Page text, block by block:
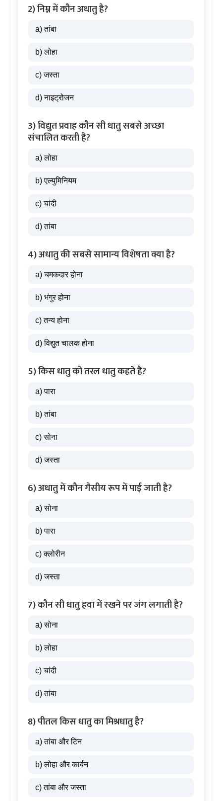
2) निम्न में कौन अधातु है?
a) तांबा
b) लोहा
c) जस्ता
d) नाइट्रोजन
3) विद्युत प्रवाह कौन सी धातु सबसे अच्छा
संचालित करती है?
a) लोहा
b) एल्युमिनियम
c) चांदी
d) तांबा
4) अधातु की सबसे सामान्य विशेषता क्या है?
a) चमकदार होना
b) भंगुर होना
c) तन्य होना
d) विद्युत चालक होना
5) किस धातु को तरल धातु कहते हैं?
a) पारा
b) तांबा
c) सोना
d) जस्ता
6) अधातु में कौन गैसीय रूप में पाई जाती है?
a) सोना
b) पारा
c) क्लोरीन
d) जस्ता
7) कौन सी धातु हवा में रखने पर जंग लगाती है?
a) सोना
b) लोहा
c) चांदी
d) तांबा
8) पीतल किस धातु का मिश्रधातु है?
a) तांबा और टिन
b) लोहा और कार्बन
c) तांबा और जस्ता